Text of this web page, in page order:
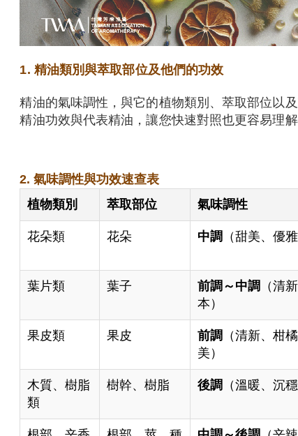
1. 精油類別與萃取部位及他們的功效
精油的氣味調性，與它的植物類別、萃取部位以
精油功效與代表精油，讓您快速對照也更容易理解
2. 氣味調性與功效速查表
植物類別
萃取部位 氣味調性
花朵類 花朵 中調 （甜美、優雅
葉片類 葉子 前調～中調
（清
本）
果皮類 果皮 前調
（清新、柑
美）
木質、樹脂
類
樹幹、樹脂 後調 （溫暖、沉穩